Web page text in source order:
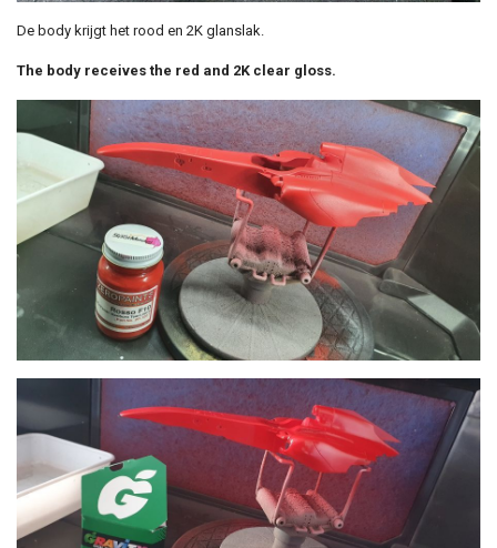
De body krijgt het rood en 2K glanslak.
The body receives the red and 2K clear gloss.